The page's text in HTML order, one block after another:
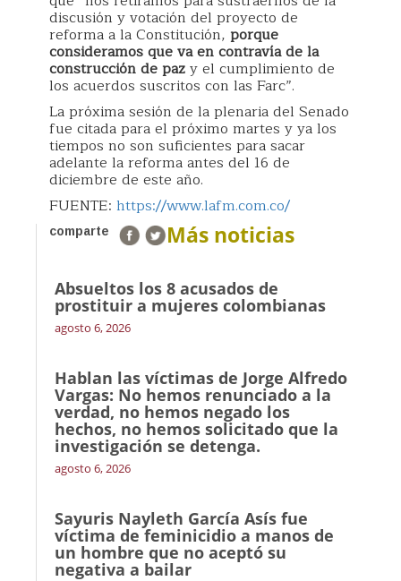
discusión y votación del proyecto de
reforma a la Constitución, porque
consideramos que va en contravía de la
construcción de pazy el cumplimiento de
los acuerdos suscritos con las Farc”.
La próxima sesión de la plenaria del Senado
fue citada para el próximo martes y ya los
tiempos no son suficientes para sacar
adelante la reforma antes del 16 de
diciembre de este año.
FUENTE: https://www.lafm.com.co/
comparte Más noticias
Absueltos los 8 acusados de
prostituir a mujeres colombianas
agosto 6, 2026
Hablan las víctimas de Jorge Alfredo
Vargas: No hemos renunciado a la
verdad, no hemos negado los
hechos, no hemos solicitado que la
investigación se detenga.
agosto 6, 2026
Sayuris Nayleth García Asís fue
víctima de feminicidio a manos de
un hombre que no aceptó su
negativa a bailar